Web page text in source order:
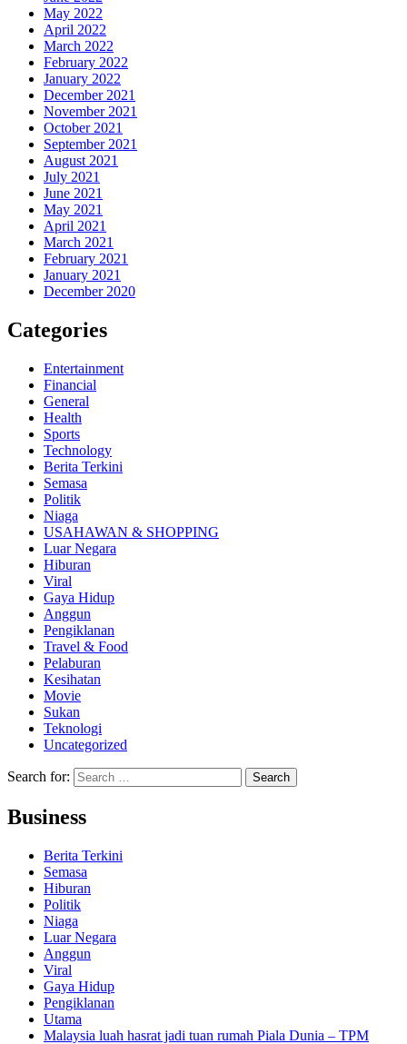
May 2022
April 2022
March 2022
February 2022
January 2022
December 2021
November 2021
October 2021
September 2021
August 2021
July 2021
June 2021
May 2021
April 2021
March 2021
February 2021
January 2021
December 2020
Categories
Entertainment
Financial
General
Health
Sports
Technology
Berita Terkini
Semasa
Politik
Niaga
USAHAWAN & SHOPPING
Luar Negara
Hiburan
Viral
Gaya Hidup
Anggun
Pengiklanan
Travel & Food
Pelaburan
Kesihatan
Movie
Sukan
Teknologi
Uncategorized
Search for:
Business
Berita Terkini
Semasa
Hiburan
Politik
Niaga
Luar Negara
Anggun
Viral
Gaya Hidup
Pengiklanan
Utama
Malaysia luah hasrat jadi tuan rumah Piala Dunia – TPM